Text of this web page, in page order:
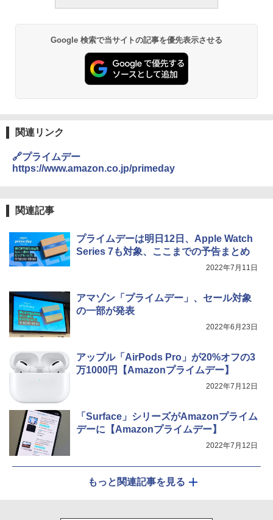
Google 検索で当サイトの記事を優先表示させる
関連リンク
🔗プライムデー
https://www.amazon.co.jp/primeday
関連記事
プライムデーは明日12日、Apple Watch
Series 7も対象、ここまでの予告まとめ
2022年7月11日
アマゾン「プライムデー」、セール対象
の一部が発表
2022年6月23日
アップル「AirPods Pro」が20%オフの3
万1000円【Amazonプライムデー】
2022年7月12日
「Surface」シリーズがAmazonプライム
デーに【Amazonプライムデー】
2022年7月12日
もっと関連記事を見る